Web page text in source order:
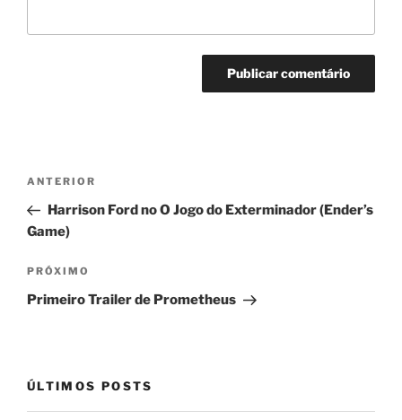
Navegação
Post
Post
anterior
ANTERIOR
Harrison Ford no O Jogo do Exterminador (Ender’s
Game)
Próximo
post
PRÓXIMO
Primeiro Trailer de Prometheus
ÚLTIMOS POSTS